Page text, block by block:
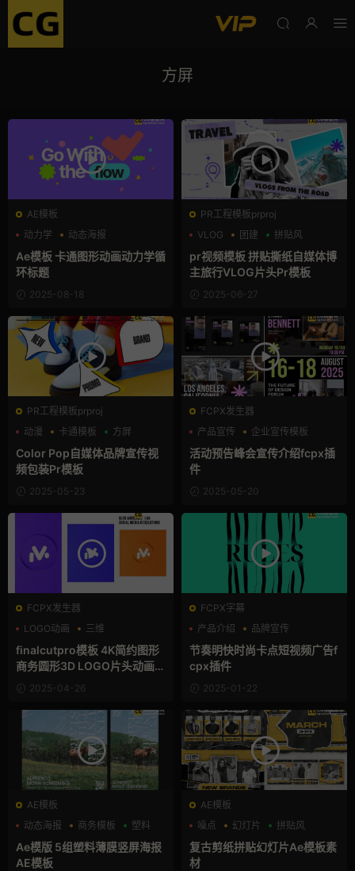
方屏
AE模板
动力学
动态海报
卡通模板
Ae模板 卡通图形动画动力学循
环标题
2025-08-18
PR工程模板prproj
VLOG
团建 拼贴风
pr视频模板 拼贴撕纸自媒体博
主旅行VLOG片头Pr模板
2025-06-27
PR工程模板prproj
动漫
卡通模板 方屏
Color Pop自媒体品牌宣传视
频包装Pr模板
2025-05-23
FCPX发生器
产品宣传
企业宣传模板
动态海报
活动预告峰会宣传介绍fcpx插
件
2025-05-20
FCPX发生器
LOGO动画
三维
企业宣传模板
finalcutpro模板 4K简约图形
商务圆形3D LOGO片头动画fc
px插件2025-04-26
FCPX字幕
产品介绍
品牌宣传
商务模板
节奏明快时尚卡点短视频广告f
cpx插件
2025-01-22
AE模板
动态海报
商务模板 塑料
Ae模版 5组塑料薄膜竖屏海报
AE模板
AE模板
噪点
幻灯片 拼贴风
复古剪纸拼贴幻灯片Ae模板素
材